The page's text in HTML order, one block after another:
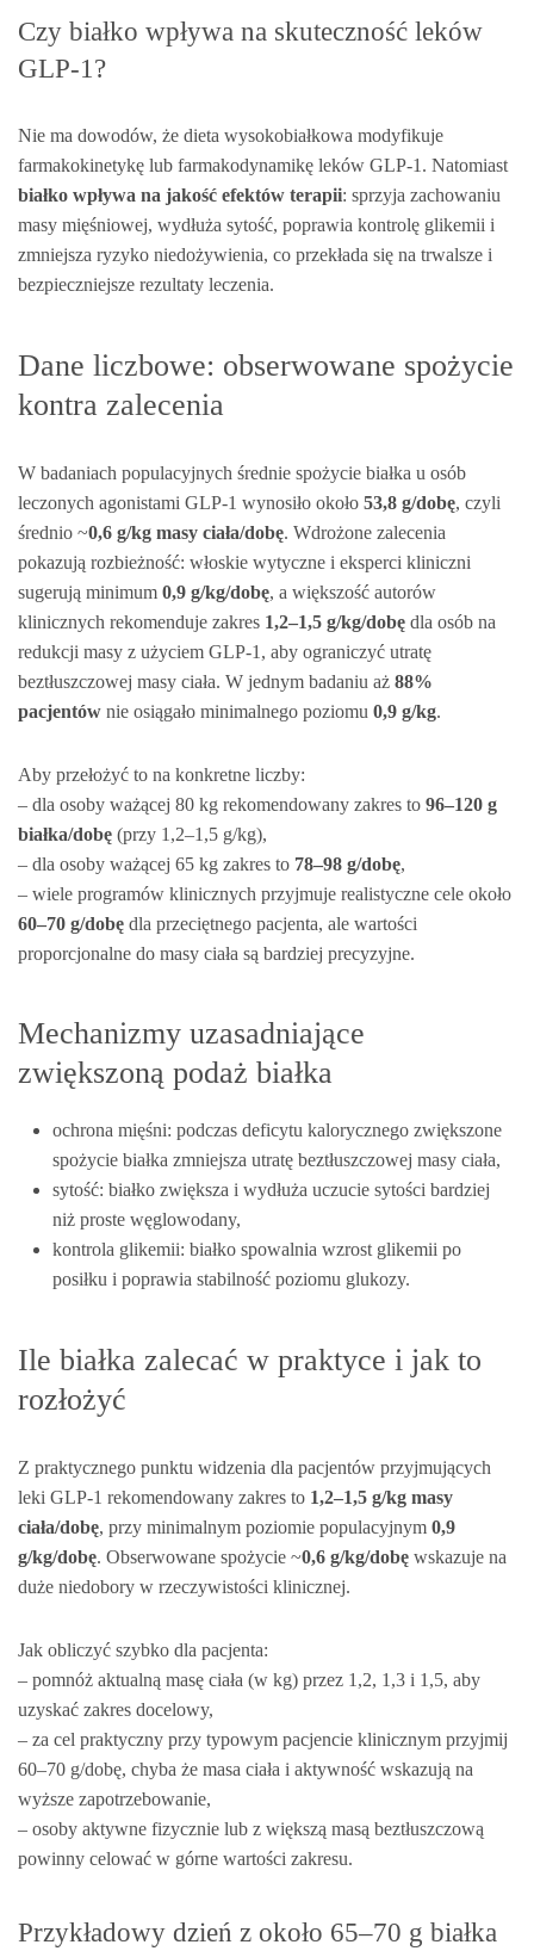
Czy białko wpływa na skuteczność leków
GLP‑1?
Nie ma dowodów, że dieta wysokobiałkowa modyfikuje
farmakokinetykę lub farmakodynamikę leków GLP‑1. Natomiast
białko wpływa na jakość efektów terapii: sprzyja zachowaniu
masy mięśniowej, wydłuża sytość, poprawia kontrolę glikemii i
zmniejsza ryzyko niedożywienia, co przekłada się na trwalsze i
bezpieczniejsze rezultaty leczenia.
Dane liczbowe: obserwowane spożycie
kontra zalecenia
W badaniach populacyjnych średnie spożycie białka u osób
leczonych agonistami GLP‑1 wynosiło około 53,8 g/dobę, czyli
średnio ~0,6 g/kg masy ciała/dobę. Wdrożone zalecenia
pokazują rozbieżność: włoskie wytyczne i eksperci kliniczni
sugerują minimum 0,9 g/kg/dobę, a większość autorów
klinicznych rekomenduje zakres 1,2–1,5 g/kg/dobę dla osób na
redukcji masy z użyciem GLP‑1, aby ograniczyć utratę
beztłuszczowej masy ciała. W jednym badaniu aż 88%
pacjentów nie osiągało minimalnego poziomu 0,9 g/kg.
Aby przełożyć to na konkretne liczby:
– dla osoby ważącej 80 kg rekomendowany zakres to 96–120 g
białka/dobę (przy 1,2–1,5 g/kg),
– dla osoby ważącej 65 kg zakres to 78–98 g/dobę,
– wiele programów klinicznych przyjmuje realistyczne cele około
60–70 g/dobę dla przeciętnego pacjenta, ale wartości
proporcjonalne do masy ciała są bardziej precyzyjne.
Mechanizmy uzasadniające
zwiększoną podaż białka
ochrona mięśni: podczas deficytu kalorycznego zwiększone
spożycie białka zmniejsza utratę beztłuszczowej masy ciała,
sytość: białko zwiększa i wydłuża uczucie sytości bardziej
niż proste węglowodany,
kontrola glikemii: białko spowalnia wzrost glikemii po
posiłku i poprawia stabilność poziomu glukozy.
Ile białka zalecać w praktyce i jak to
rozłożyć
Z praktycznego punktu widzenia dla pacjentów przyjmujących
leki GLP‑1 rekomendowany zakres to 1,2–1,5 g/kg masy
ciała/dobę, przy minimalnym poziomie populacyjnym 0,9
g/kg/dobę. Obserwowane spożycie ~0,6 g/kg/dobę wskazuje na
duże niedobory w rzeczywistości klinicznej.
Jak obliczyć szybko dla pacjenta:
– pomnóż aktualną masę ciała (w kg) przez 1,2, 1,3 i 1,5, aby
uzyskać zakres docelowy,
– za cel praktyczny przy typowym pacjencie klinicznym przyjmij
60–70 g/dobę, chyba że masa ciała i aktywność wskazują na
wyższe zapotrzebowanie,
– osoby aktywne fizycznie lub z większą masą beztłuszczową
powinny celować w górne wartości zakresu.
Przykładowy dzień z około 65–70 g białka